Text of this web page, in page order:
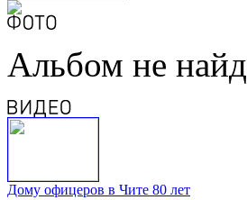
Альбом не
Дому офицеров в Чите 80 лет